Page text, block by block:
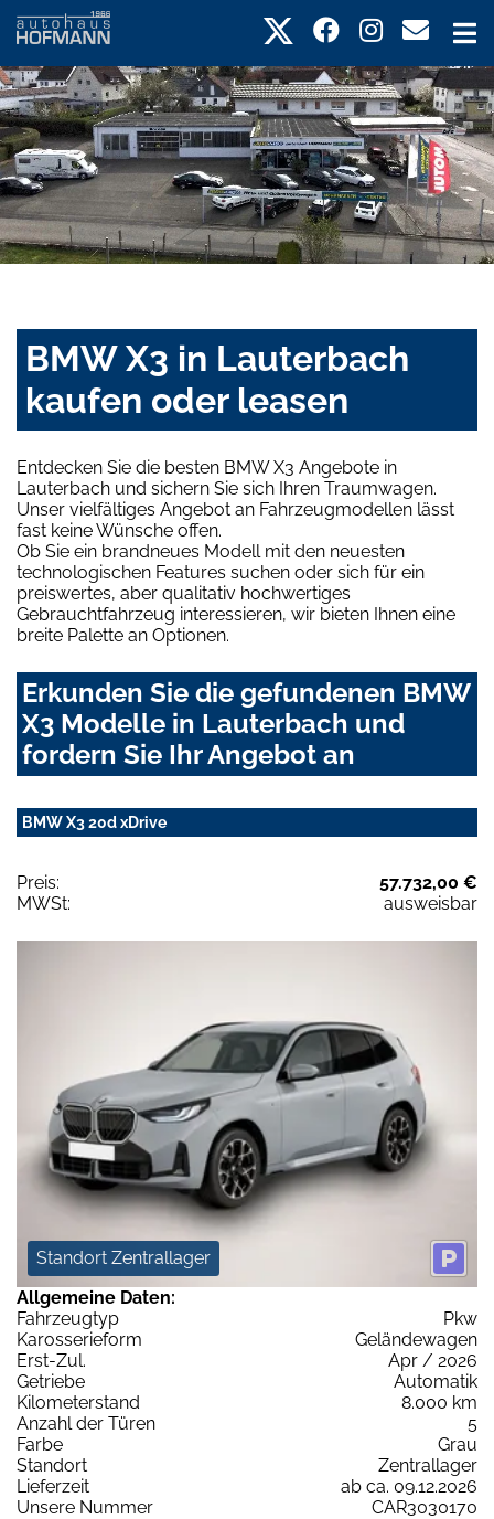
BMW X3 in Lauterbach
kaufen oder leasen
Entdecken Sie die besten BMW X3 Angebote in
Lauterbach und sichern Sie sich Ihren Traumwagen.
Unser vielfältiges Angebot an Fahrzeugmodellen lässt
fast keine Wünsche offen.
Ob Sie ein brandneues Modell mit den neuesten
technologischen Features suchen oder sich für ein
preiswertes, aber qualitativ hochwertiges
Gebrauchtfahrzeug interessieren, wir bieten Ihnen eine
breite Palette an Optionen.
Erkunden Sie die gefundenen BMW
X3 Modelle in Lauterbach und
fordern Sie Ihr Angebot an
BMW X3 20d xDrive
Preis:
57.732,00 €
MWSt:
ausweisbar
Standort Zentrallager
Allgemeine Daten:
Fahrzeugtyp
Pkw
Karosserieform
Geländewagen
Erst-Zul.
Apr / 2026
Getriebe
Automatik
Kilometerstand
8.000 km
Anzahl der Türen
5
Farbe
Grau
Standort
Zentrallager
Lieferzeit
ab ca. 09.12.2026
Unsere Nummer
CAR3030170